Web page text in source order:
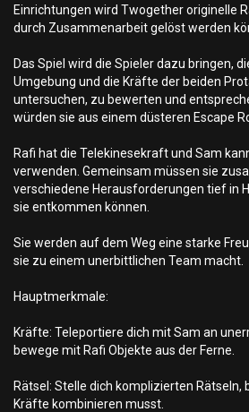
Einrichtungen wird Twogether originelle
durch Zusammenarbeit gelöst werden
Das Spiel wird die Spieler dazu bringen,
Umgebung und die Kräfte der beiden
untersuchen, zu bewerten und
würden sie aus einem düsteren Escape
Rafi hat die Telekinesekraft und Sam
verwenden. Gemeinsam müssen sie
verschiedene Herausforderungen tief in
sie entkommen können.
Sie werden auf dem Weg eine starke
sie zu einem unerbittlichen Team macht.
Hauptmerkmale:
Kräfte: Teleportiere dich mit Sam an
bewege mit Rafi Objekte aus der Ferne.
Rätsel: Stelle dich komplizierten Rätseln,
Kräfte kombinieren musst.